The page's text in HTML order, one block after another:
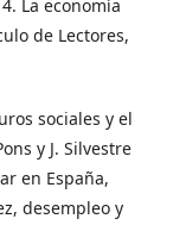
La economía
de Lectores,
sociales y el
y J. Silvestre
en España,
desempleo y